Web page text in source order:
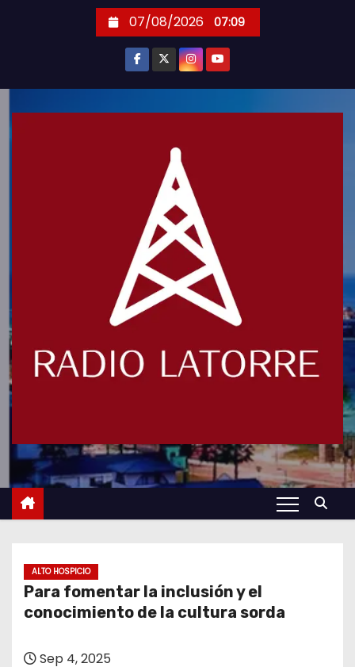
07/08/2026 07:09
ALTO HOSPICIO
Para fomentar la inclusión y el
conocimiento de la cultura sorda
Sep 4, 2025